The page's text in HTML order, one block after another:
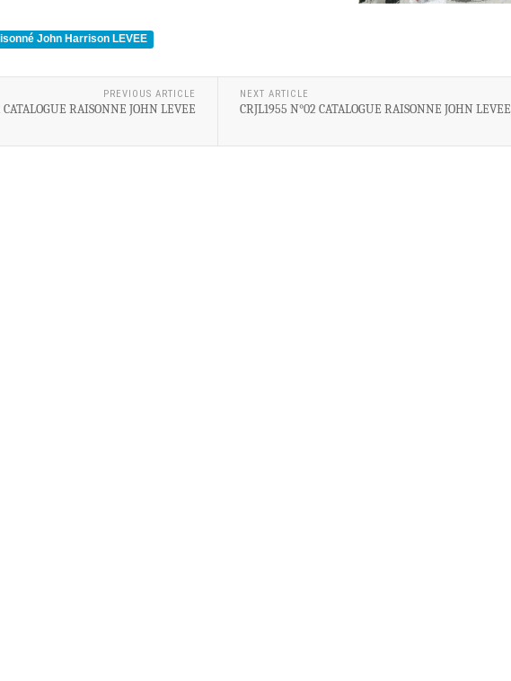
John Harrison LEVEE
PREVIOUS ARTICLE
CATALOGUE RAISONNE JOHN LEVEE
NEXT ARTICLE
CRJL1955 N°02 CATALOGUE RAISONNE JOHN LEVEE